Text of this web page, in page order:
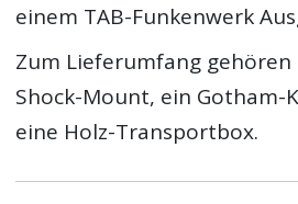
einem TAB-Funkenwerk
Zum Lieferumfang gehören
Shock-Mount, ein Gotham-
eine Holz-Transportbox.